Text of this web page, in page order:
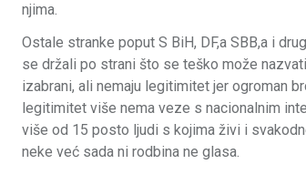
njima.
Ostale stranke poput S BiH, DF,a SBB,a i
se držali po strani što se teško može
izabrani, ali nemaju legitimitet jer ogroman
legitimitet više nema veze s nacionalnim
više od 15 posto ljudi s kojima živi i
neke već sada ni rodbina ne glasa.